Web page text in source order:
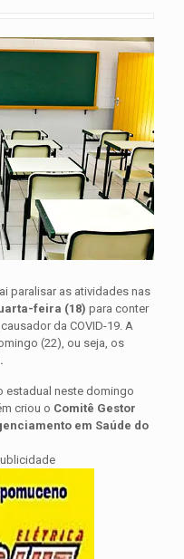
paralisar as atividades nas
feira (18) para conter
da COVID-19. A
(22), ou seja, os
estadual neste domingo
criou o Comitê Gestor
em Saúde do